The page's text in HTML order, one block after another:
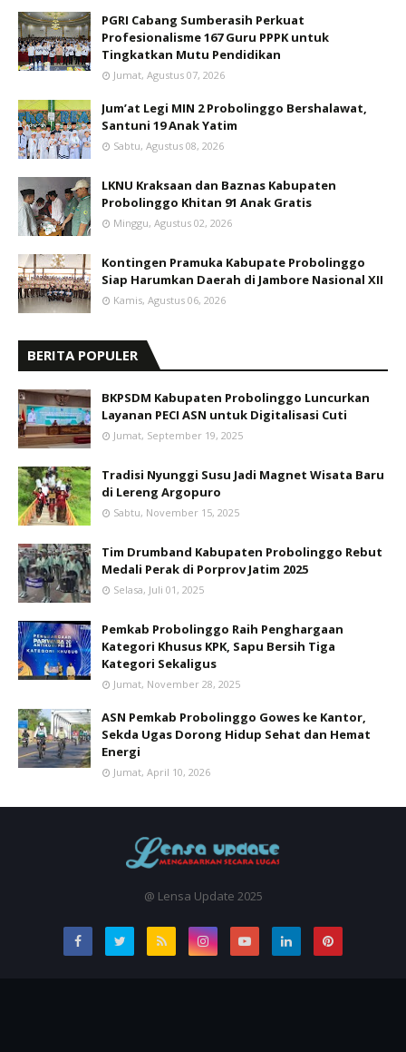
PGRI Cabang Sumberasih Perkuat
Profesionalisme 167 Guru PPPK untuk
Tingkatkan Mutu Pendidikan
Jumat, Agustus 07, 2026
Jum’at Legi MIN 2 Probolinggo Bershalawat,
Santuni 19 Anak Yatim
Sabtu, Agustus 08, 2026
LKNU Kraksaan dan Baznas Kabupaten
Probolinggo Khitan 91 Anak Gratis
Minggu, Agustus 02, 2026
Kontingen Pramuka Kabupate Probolinggo
Siap Harumkan Daerah di Jambore Nasional XII
Kamis, Agustus 06, 2026
BERITA POPULER
BKPSDM Kabupaten Probolinggo Luncurkan
Layanan PECI ASN untuk Digitalisasi Cuti
Jumat, September 19, 2025
Tradisi Nyunggi Susu Jadi Magnet Wisata Baru
di Lereng Argopuro
Sabtu, November 15, 2025
Tim Drumband Kabupaten Probolinggo Rebut
Medali Perak di Porprov Jatim 2025
Selasa, Juli 01, 2025
Pemkab Probolinggo Raih Penghargaan
Kategori Khusus KPK, Sapu Bersih Tiga
Kategori Sekaligus
Jumat, November 28, 2025
ASN Pemkab Probolinggo Gowes ke Kantor,
Sekda Ugas Dorong Hidup Sehat dan Hemat
Energi
Jumat, April 10, 2026
@ Lensa Update 2025